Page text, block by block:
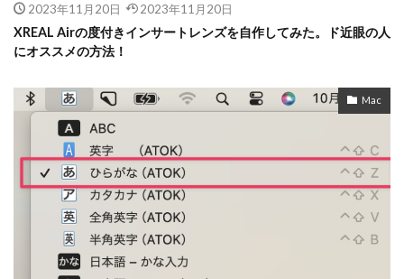
2023年11月20日 2023年11月20日
XREAL Airの度付きインサートレンズを自作してみた。ド近眼の人
にオススメの方法！
Mac